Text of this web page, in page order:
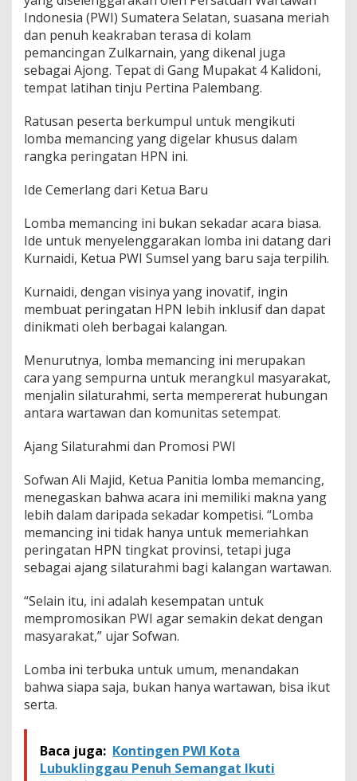
H
P
N
P
W
I
u
m
s
e
2
4
Indonesia (PWI) Sumatera Selatan, suasana meriah
dan penuh keakraban terasa di kolam
pemancingan Zulkarnain, yang dikenal juga
sebagai Ajong. Tepat di Gang Mupakat 4 Kalidoni,
tempat latihan tinju Pertina Palembang.
Ratusan peserta berkumpul untuk mengikuti
lomba memancing yang digelar khusus dalam
rangka peringatan HPN ini.
Ide Cemerlang dari Ketua Baru
Lomba memancing ini bukan sekadar acara biasa.
Ide untuk menyelenggarakan lomba ini datang dari
Kurnaidi, Ketua PWI Sumsel yang baru saja terpilih.
Kurnaidi, dengan visinya yang inovatif, ingin
membuat peringatan HPN lebih inklusif dan dapat
dinikmati oleh berbagai kalangan.
Menurutnya, lomba memancing ini merupakan
cara yang sempurna untuk merangkul masyarakat,
menjalin silaturahmi, serta mempererat hubungan
antara wartawan dan komunitas setempat.
Ajang Silaturahmi dan Promosi PWI
Sofwan Ali Majid, Ketua Panitia lomba memancing,
menegaskan bahwa acara ini memiliki makna yang
lebih dalam daripada sekadar kompetisi. “Lomba
memancing ini tidak hanya untuk memeriahkan
peringatan HPN tingkat provinsi, tetapi juga
sebagai ajang silaturahmi bagi kalangan wartawan.
“Selain itu, ini adalah kesempatan untuk
mempromosikan PWI agar semakin dekat dengan
masyarakat,” ujar Sofwan.
Lomba ini terbuka untuk umum, menandakan
bahwa siapa saja, bukan hanya wartawan, bisa ikut
serta.
Baca juga: Kontingen PWI Kota
Lubuklinggau Penuh Semangat Ikuti